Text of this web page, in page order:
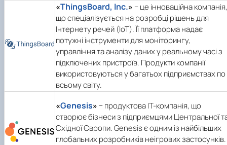
«ThingsBoard, Inc.» − це інноваційна компанія,
що спеціалізується на розробці рішень для
Інтернету речей (IoT). Її платформа надає
потужні інструменти для моніторингу,
управління та аналізу даних у реальному часі з
підключених пристроїв. Продукти компанії
використовуються у багатьох підприємствах по
всьому світу.
«Genesis» − продуктова ІТ-компанія, що
створює бізнеси з підприємцями Центральної
Східної Європи. Genesis є одним із найбільших
глобальних розробників неігрових застосунків.